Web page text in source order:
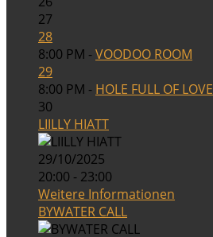
27
28
8:00 PM -VOODOO ROOM
29
8:00 PM - HOLE FULL OF LOVE
30
LIILLY HIATT
29/10/2025
20:00 - 23:00
Weitere Informationen
BYWATER CALL